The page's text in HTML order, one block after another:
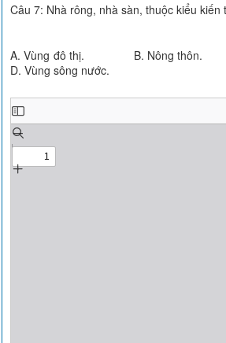
Câu 7: Nhà rông, nhà sàn, thuộc kiểu kiến
A. Vùng đô thị. B. Nông
D. Vùng sông nước.